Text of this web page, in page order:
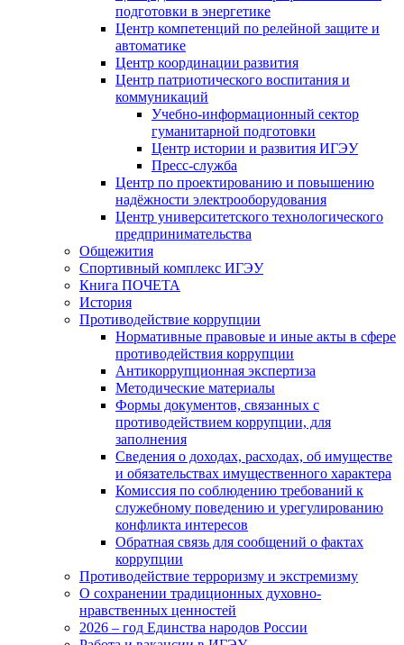
подготовки в энергетике
Центр компетенций по релейной защите и
автоматике
Центр координации развития
Центр патриотического воспитания и
коммуникаций
Учебно-информационный сектор
гуманитарной подготовки
Центр истории и развития ИГЭУ
Пресс-служба
Центр по проектированию и повышению
надёжности электрооборудования
Центр университетского технологического
предпринимательства
Общежития
Спортивный комплекс ИГЭУ
Книга ПОЧЕТА
История
Противодействие коррупции
Нормативные правовые и иные акты в сфере
противодействия коррупции
Антикоррупционная экспертиза
Методические материалы
Формы документов, связанных с
противодействием коррупции, для
заполнения
Сведения о доходах, расходах, об имуществе
и обязательствах имущественного характера
Комиссия по соблюдению требований к
служебному поведению и урегулированию
конфликта интересов
Обратная связь для сообщений о фактах
коррупции
Противодействие терроризму и экстремизму
О сохранении традиционных духовно-
нравственных ценностей
2026 – год Единства народов России